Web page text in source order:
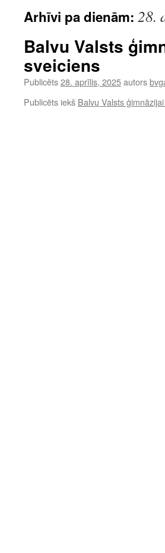
Arhīvi pa dienām: 28.
Balvu Valsts
sveiciens
Publicēts28. aprīlis, 2025autors
Publicēts iekš Balvu Valsts